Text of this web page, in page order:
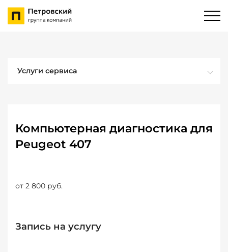
Услуги сервиса
Компьютерная диагностика для
Peugeot 407
от 2 800 руб.
Запись на услугу